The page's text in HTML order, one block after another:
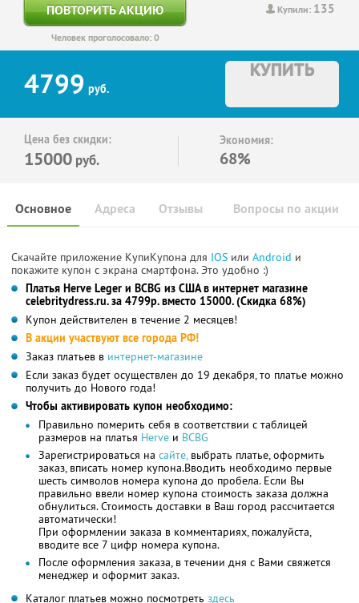
Купили: 135
ПОВТОРИТЬ АКЦИЮ
Человек проголосовало: 0
4799 руб.
КУПИТЬ
Цена без скидки:
15000 руб.
Экономия:
68%
Основное Отзывы Вопросы по акции
Адреса
Скачайте приложение КупиКупона для IOS или Android и
покажите купон с экрана смартфона. Это удобно :)
Платья Herve Leger и BCBG из США в интернет магазине
celebritydress.ru. за 4799р. вместо 15000. (Скидка 68%)
Купон действителен в течение 2 месяцев!
В акции участвуют все города РФ!
Заказ платьев в интернет-магазине
Если заказ будет осуществлен до 19 декабря, то платье можно
получить до Нового года!
Чтобы активировать купон необходимо:
Правильно померить себя в соответствии с таблицей
размеров на платья Herve и BCBG
Зарегистрироваться на сайте,выбрать платье, оформить
заказ, вписать номер купона.Вводить необходимо первые
шесть символов номера купона до пробела. Если Вы
правильно ввели номер купона стоимость заказа должна
обнулиться. Стоимость доставки в Ваш город рассчитается
автоматически!
При оформлении заказа в комментариях, пожалуйста,
вводите все 7 цифр номера купона.
После оформления заказа, в течении дня с Вами свяжется
менеджер и оформит заказ.
Каталог платьев можно посмотреть здесь